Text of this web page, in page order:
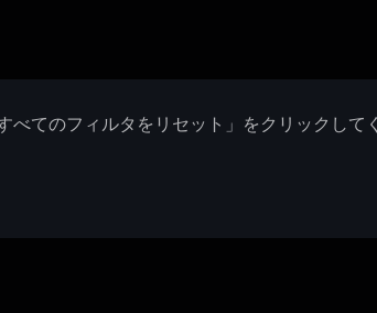
てのフィルタをリセット」をクリックして